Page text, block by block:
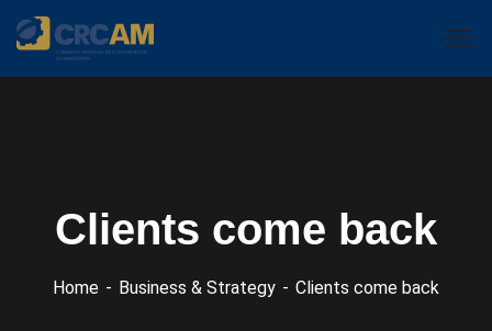
Clients come back
Home Business & Strategy Clients come back